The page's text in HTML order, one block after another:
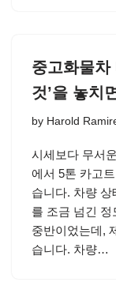
중고화물차
것’을 놓치
by Harold
시세보다 무서
에서 5톤 카고
습니다. 차량
를 조금 넘긴
중반이었는데,
습니다. 차량…